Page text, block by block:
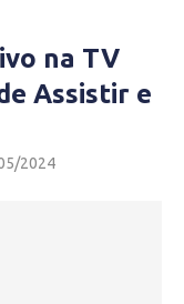
na TV
Assistir e
2024